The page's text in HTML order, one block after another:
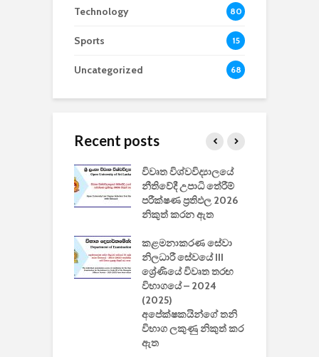
Technology 80
Sports 15
Uncategorized 68
Recent posts
විවෘත විශ්වවිද්‍යාලයේ
නීතිවේදී උපාධි තේරීම්
පරීක්ෂණ ප්‍රතිඵල 2026
නිකුත් කරන ඇත
කළමනාකරණ සේවා
නිලධාරී සේවයේ III
ශ්‍රේණියේ විවෘත තරඟ
විභාගයේ – 2024
(2025)
අපේක්ෂකයින්ගේ තනි
විභාග ලකුණු නිකුත් කර
ඇත